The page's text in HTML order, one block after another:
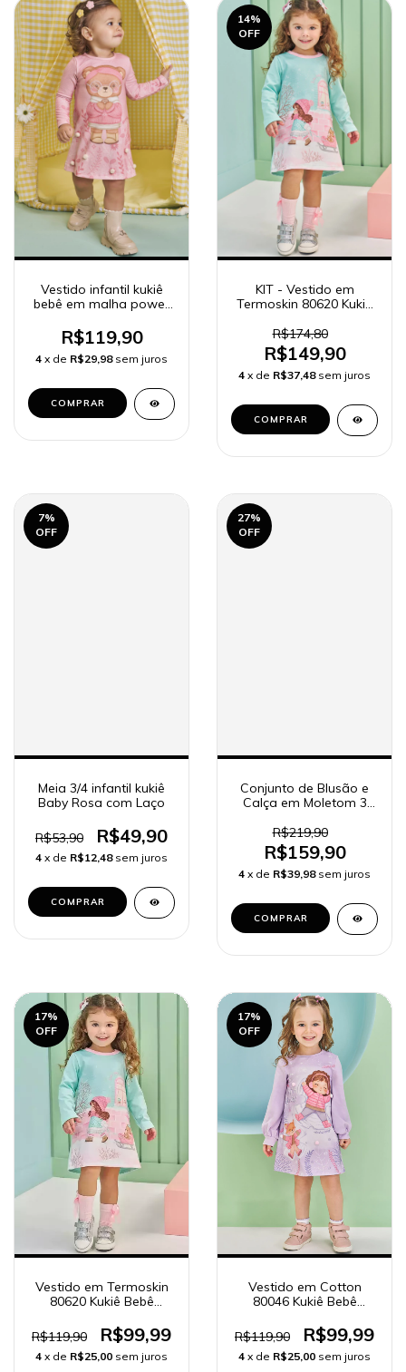
Vestido infantil kukiê
bebê em malha power
R$119,90
4 x de R$29,98 sem juros
COMPRAR
14%
OFF
KIT - Vestido em
Termoskin 80620 Kukiê
Rosa 3/4 78052
R$174,80
R$149,90
4 x de R$37,48 sem juros
COMPRAR
7%
OFF
Meia 3/4 infantil kukiê
Baby Rosa com Laço
R$53,90 R$49,90
4 x de R$12,48 sem juros
COMPRAR
27%
OFF
Conjunto de Blusão e
Calça em Moletom 3
Kukiê Bebê Menina
R$219,90
R$159,90
4 x de R$39,98 sem juros
COMPRAR
17%
OFF
Vestido em Termoskin
80620 Kukiê Bebê
R$119,90
R$99,99
4 x de R$25,00 sem juros
17%
OFF
Vestido em Cotton
80046 Kukiê Bebê
R$119,90
R$99,99
4 x de R$25,00 sem juros